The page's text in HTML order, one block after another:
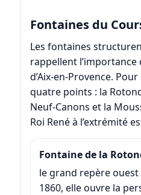
Fontaines du
Les fontaines
rappellent l’importance
d’Aix-en-Provence.
quatre points : la
Neuf-Canons et la
Roi René à l’extrémité
Fontaine de la
le grand repère
1860, elle ouvre la